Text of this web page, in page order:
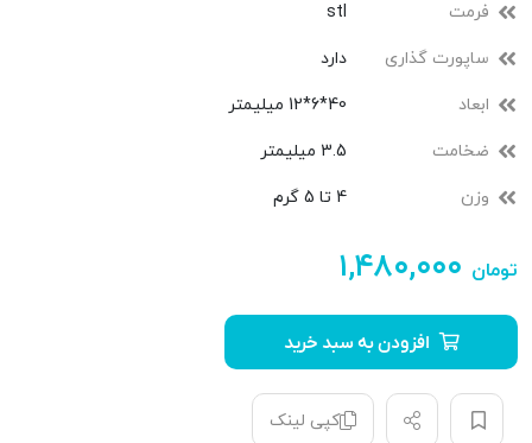
فرمت stl
ساپورت گذاری دارد
ابعاد 40*6*12 میلیمتر
ضخامت 3.5 میلیمتر
وزن 4 تا 5 گرم
۱,۴۸۰,۰۰۰ تومان
افزودن به سبد خرید
کپی لینک